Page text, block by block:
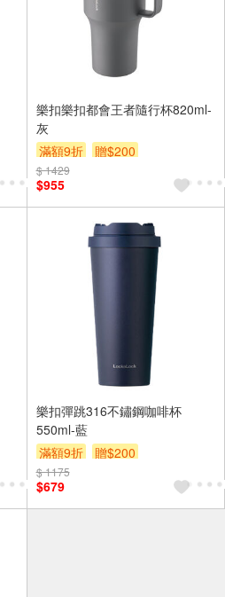
樂扣樂扣都會王者隨行杯820ml-
灰
滿額9折
贈$200
$ 1429
$955
樂扣彈跳316不鏽鋼咖啡杯
550ml-藍
滿額9折
贈$200
$ 1175
$679